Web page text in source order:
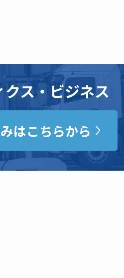
ス・ビジネス
はこちらから